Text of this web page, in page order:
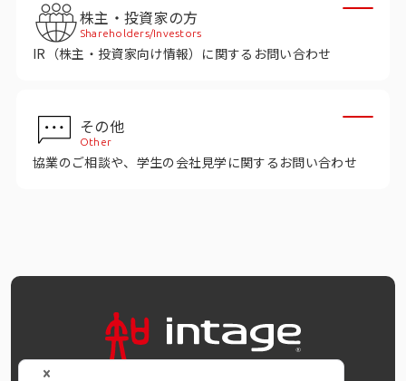
事例紹介
コーポレートサイト
株主・投資家の方
Shareholders/Investors
IR（株主・投資家向け情報）に関するお問い合わせ
その他
Other
協業のご相談や、学生の会社見学に関するお問い合わせ